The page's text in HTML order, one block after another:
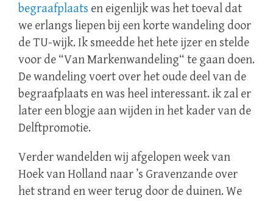
begraafplaats en eigenlijk was het toeval dat
we erlangs liepen bij een korte wandeling door
de TU-wijk. Ik smeedde het hete ijzer en stelde
voor de “Van Markenwandeling“ te gaan doen.
De wandeling voert over het oude deel van de
begraafplaats en was heel interessant. ik zal er
later een blogje aan wijden in het kader van de
Delftpromotie.
Verder wandelden wij afgelopen week van
Hoek van Holland naar ’s Gravenzande over
het strand en weer terug door de duinen. We